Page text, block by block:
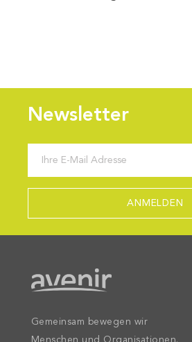
Newsletter
Gemeinsam bewegen wir
Menschen und Organisationen.